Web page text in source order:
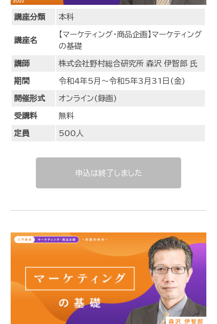
講座分類 本科
講座名
【マーケティング・商品企画】マーケティング
の基礎
講師 株式会社野村総合研究所 森沢 伊智郎 氏
期間 令和4年5月～令和5年3月31日(金)
開催形式 オンライン(録画)
受講料 無料
定員 500人
申込は終了しました